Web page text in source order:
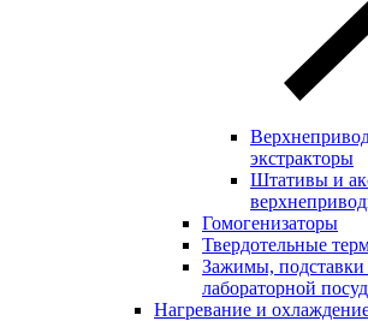
экстракторы
Штативы и
Гомогенизаторы
Твердотельные
Зажимы,
лабораторной
Нагревание и